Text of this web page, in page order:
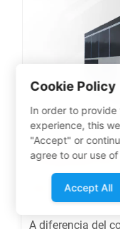
4.Solución De
De Láminas
A diferencia del
Cookie Policy
In order to
experience, this
"Accept" or
agree to our use
Accept All